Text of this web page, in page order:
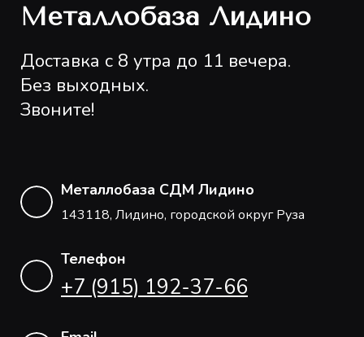
Металлобаза Лидино
Доставка с 8 утра до 11 вечера.
Без выходных.
Звоните!
Металлобаза СДМ Лидино
143118, Лидино, городской округ Руза
Телефон
+7 (915) 192-37-66